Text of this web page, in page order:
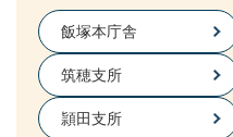
飯塚本庁舎
筑穂支所
頴田支所